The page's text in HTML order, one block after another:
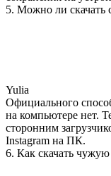
5. Можно ли скачать
Yulia
Официального
на компьютере нет.
сторонним
Instagram на ПК.
6. Как скачать